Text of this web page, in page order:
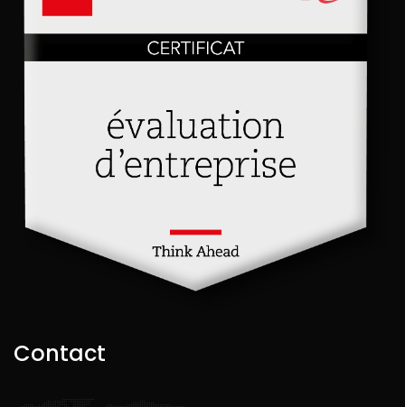
Contact